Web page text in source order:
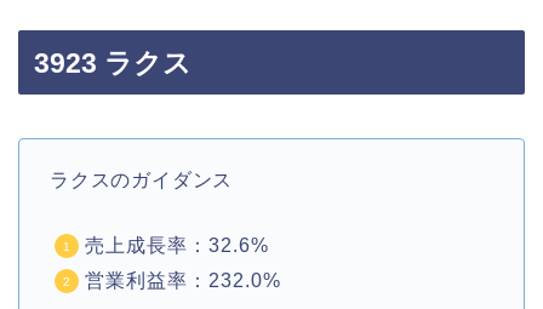
3923 ラクス
ラクスのガイダンス
売上成長率：32.6%
営業利益率：232.0%